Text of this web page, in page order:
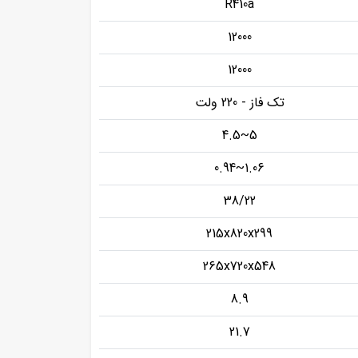
R410a
12000
12000
تک فاز - 220 ولت
5~4.5
1.06~0.94
38/22
215x820x299
265x720x548
8.9
21.7